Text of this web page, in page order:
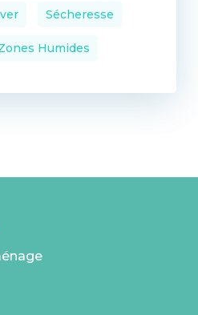
Sécheresse
Humides